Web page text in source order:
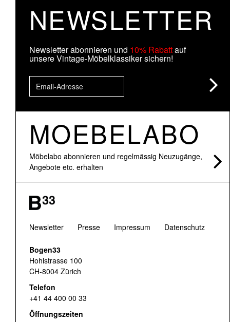
NEWSLETTER
Newsletter abonnieren und 10% Rabattauf
unsere Vintage-Möbelklassiker sichern!
MOEBELABO
Möbelabo abonnieren und regelmässig Neuzugänge,
Angebote etc. erhalten
Newsletter Presse Impressum Datenschutz
Bogen33
Hohlstrasse 100
CH-8004 Zürich
Telefon
+41 44 400 00 33
Öffnungszeiten